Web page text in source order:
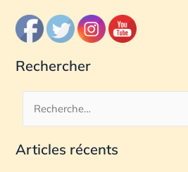
Rechercher
c
Articles récents